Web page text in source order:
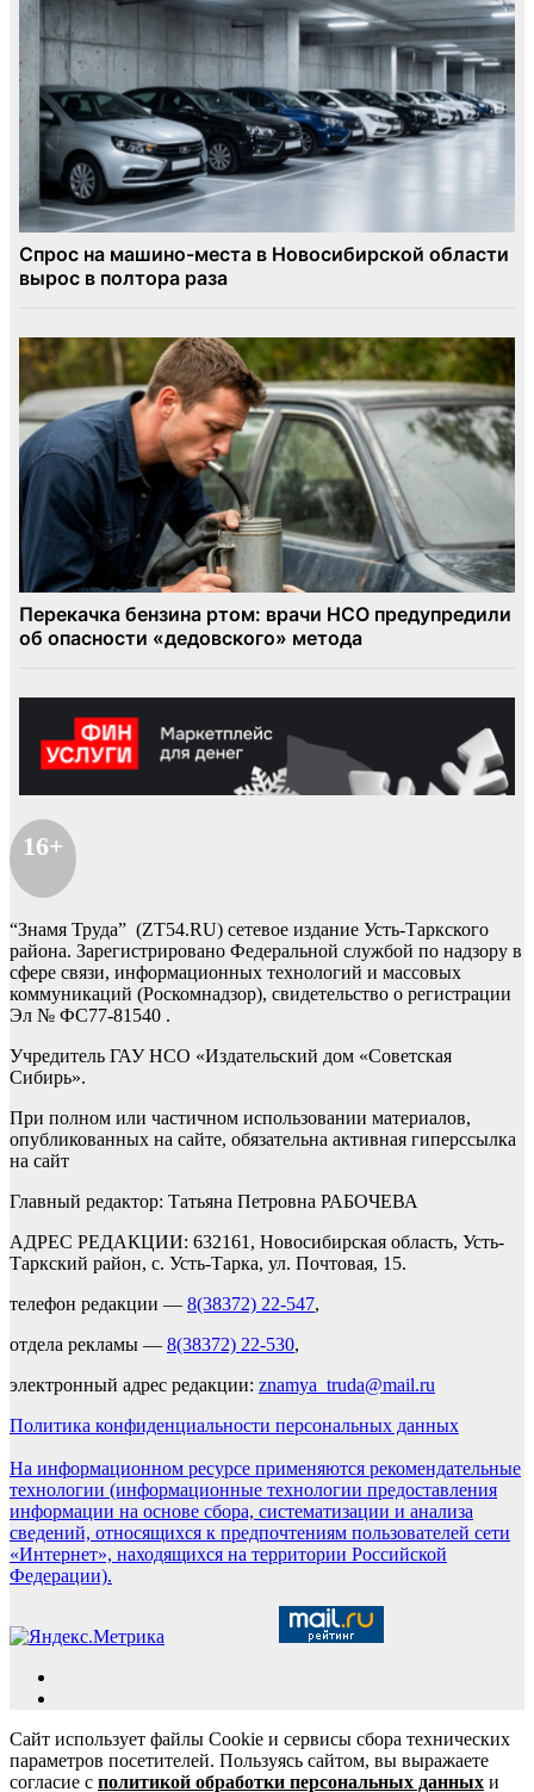
16+
“Знамя Труда” (ZT54.RU) сетевое издание Усть-Таркского
района. Зарегистрировано Федеральной службой по надзору в
сфере связи, информационных технологий и массовых
коммуникаций (Роскомнадзор), свидетельство о регистрации
Эл № ФС77-81540 .
Учредитель ГАУ НСО «Издательский дом «Советская
Сибирь».
При полном или частичном использовании материалов,
опубликованных на сайте, обязательна активная гиперссылка
на сайт
Главный редактор: Татьяна Петровна РАБОЧЕВА
АДРЕС РЕДАКЦИИ: 632161, Новосибирская область, Усть-
Таркский район, с. Усть-Тарка, ул. Почтовая, 15.
телефон редакции — 8(38372) 22-547,
отдела рекламы — 8(38372) 22-530,
электронный адрес редакции: znamya_truda@mail.ru
Политика конфиденциальности персональных данных
На информационном ресурсе применяются рекомендательные
технологии (информационные технологии предоставления
информации на основе сбора, систематизации и анализа
сведений, относящихся к предпочтениям пользователей сети
«Интернет», находящихся на территории Российской
Федерации).
Сайт использует файлы Cookie и сервисы сбора технических
параметров посетителей. Пользуясь сайтом, вы выражаете
согласие с политикой обработки персональных данных и